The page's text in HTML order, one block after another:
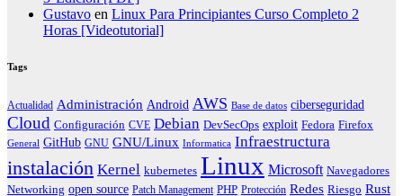
Gustavo en Linux Para Principiantes Curso Completo 2
Horas [Videotutorial]
Tags
Actualidad Administración Android AWS Base de datos ciberseguridad
Cloud Configuración CVE Debian DevSecOps exploit Fedora Firefox
General GitHub GNU GNU/Linux Informatica Infraestructura
instalación Kernel kubernetes Linux Microsoft Navegadores
Networking open source Patch Management PHP Protección Redes Riesgo Rust